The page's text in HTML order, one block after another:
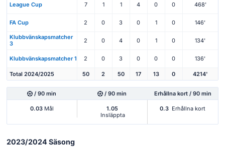
League Cup 7 1 1 4 0 0 468'
FA Cup 2 0 3 0 1 0 146'
Klubbvänskapsmatcher
3
2 0 4 0 1 0 134'
Klubbvänskapsmatcher 1 2 0 3 0 0 0 136'
Total 2024/2025 50 2 50 17 13 0 4214'
/ 90 min / 90 min Erhållna kort / 90 min
0.03Mål
1.05
Insläppta
0.3 Erhållna kort
2023/2024 Säsong